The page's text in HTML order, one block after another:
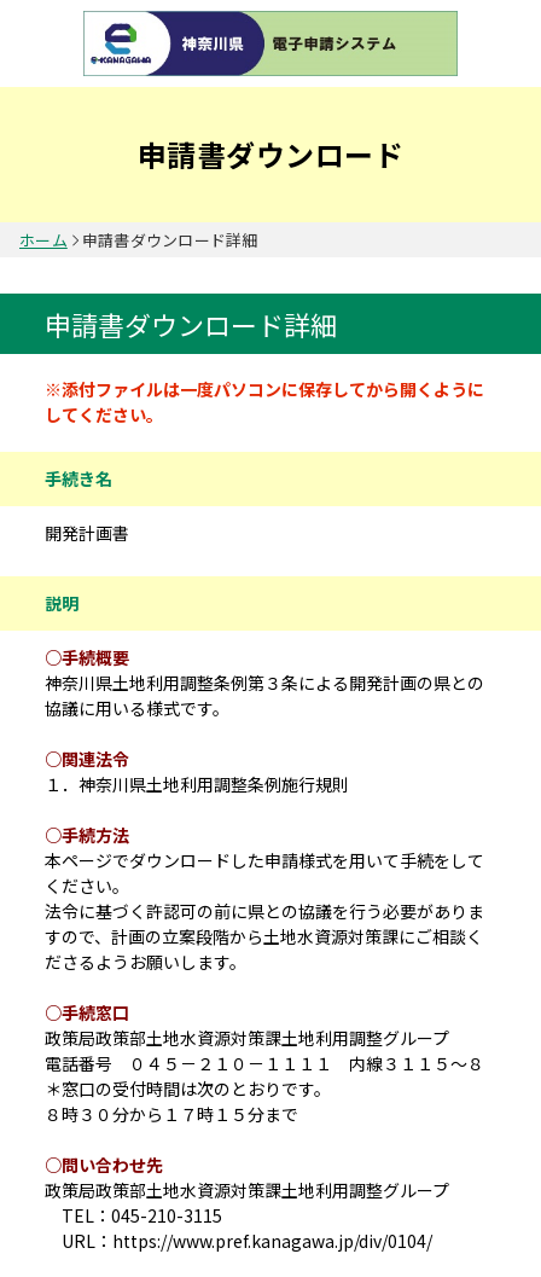
申請書ダウンロード
ホーム 申請書ダウンロード詳細
申請書ダウンロード詳細
申請書情報※添付ファイルは一度パソコンに保存してから開くように
してください。
手続き名
開発計画書
説明
○手続概要
神奈川県土地利用調整条例第３条による開発計画の県との
協議に用いる様式です。
○関連法令
１．神奈川県土地利用調整条例施行規則
○手続方法
本ページでダウンロードした申請様式を用いて手続をして
ください。
法令に基づく許認可の前に県との協議を行う必要がありま
すので、計画の立案段階から土地水資源対策課にご相談く
ださるようお願いします。
○手続窓口
政策局政策部土地水資源対策課土地利用調整グループ
電話番号 ０４５－２１０－１１１１ 内線３１１５～８
＊窓口の受付時間は次のとおりです。
８時３０分から１７時１５分まで
○問い合わせ先
政策局政策部土地水資源対策課土地利用調整グループ
TEL：045-210-3115
URL：https://www.pref.kanagawa.jp/div/0104/